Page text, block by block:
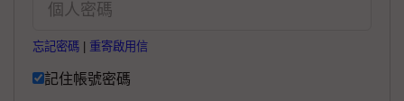
忘記密碼 重寄啟用信
記住帳號密碼